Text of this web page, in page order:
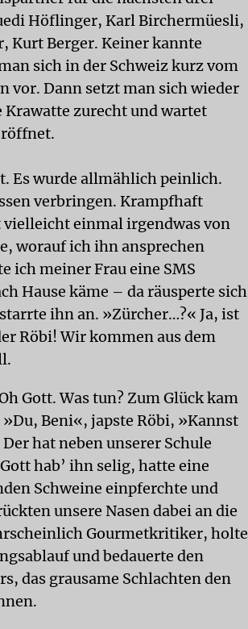
Höflinger, Karl Birchermüesli,
Kurt Berger. Keiner kannte
sich in der Schweiz kurz vom
vor. Dann setzt man sich wieder
zurecht und wartet
Es wurde allmählich peinlich.
verbringen. Krampfhaft
einmal irgendwas von
worauf ich ihn ansprechen
ich meiner Frau eine SMS
Hause käme – da räusperte sich
ihn an. »Zürcher…?« Ja, ist
Röbi! Wir kommen aus dem
Gott. Was tun? Zum Glück kam
Beni«, japste Röbi, »Kannst
hat neben unserer Schule
hab’ ihn selig, hatte eine
Schweine einpferchte und
unsere Nasen dabei an die
Gourmetkritiker, holte
und bedauerte den
das grausame Schlachten den